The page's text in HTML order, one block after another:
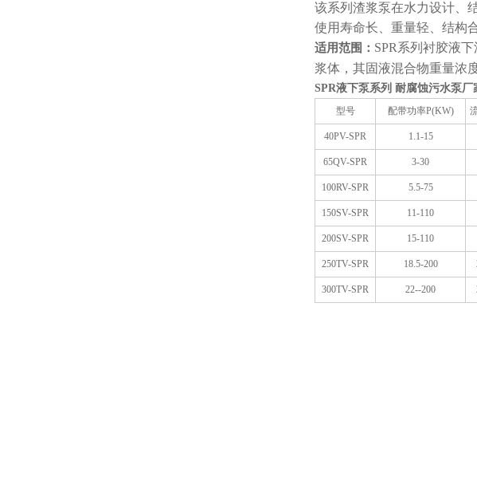
该系列渣浆泵在水力设计、
使用寿命长、重量轻、结构
适用范围： SPR系列衬胶液
浆体，其固液混合物重量浓
SPR液下泵系列 耐腐蚀污水泵厂
型号 配带功率P(KW)
40PV-SPR 1.1-15
65QV-SPR 3-30
100RV-SPR 5.5-75
150SV-SPR 11-110
200SV-SPR 15-110
250TV-SPR 18.5-200
300TV-SPR 22--200